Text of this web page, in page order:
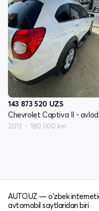
143 873 520 UZS
Chevrolet Captiva II - avlod
2013 180 000 km
AUTO.UZ — o'zbek
avtomobil saytlaridan biri